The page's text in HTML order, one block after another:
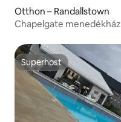
Otthon – Randallstown
Chapelgate menedékház
Superhost
Superhost